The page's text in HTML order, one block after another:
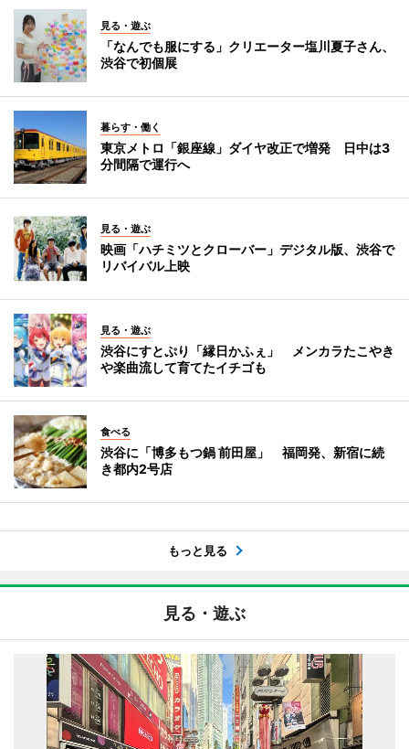
見る・遊ぶ
「なんでも服にする」クリエーター塩川夏子さん、
渋谷で初個展
暮らす・働く
東京メトロ「銀座線」ダイヤ改正で増発 日中は3
分間隔で運行へ
見る・遊ぶ
映画「ハチミツとクローバー」デジタル版、渋谷で
リバイバル上映
見る・遊ぶ
渋谷にすとぷり「縁日かふぇ」 メンカラたこやき
や楽曲流して育てたイチゴも
食べる
渋谷に「博多もつ鍋 前田屋」 福岡発、新宿に続
き都内2号店
もっと見る
見る・遊ぶ